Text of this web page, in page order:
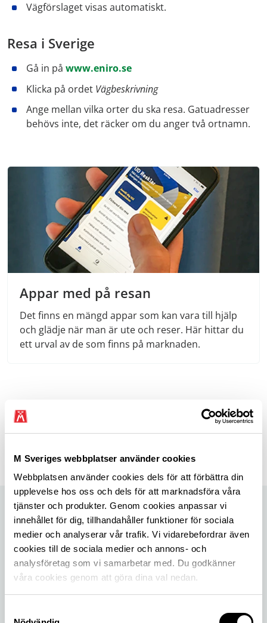
M Sveriges webbplatser använder cookies
Webbplatsen använder cookies dels för att förbättra din
upplevelse hos oss och dels för att marknadsföra våra
tjänster och produkter. Genom cookies anpassar vi
innehållet för dig, tillhandahåller funktioner för sociala
medier och analyserar vår trafik. Vi vidarebefordrar även
cookies till de sociala medier och annons- och
analysföretag som vi samarbetar med. Du godkänner
våra cookies genom att göra dina val nedan.
Vägförslaget visas automatiskt.
Resa i Sverige
Gå in på www.eniro.se
Klicka på ordet Vägbeskrivning
Ange mellan vilka orter du ska resa. Gatuadresser
behövs inte, det räcker om du anger två ortnamn.
Appar med på resan
Det finns en mängd appar som kan vara till hjälp
och glädje när man är ute och reser. Här hittar du
ett urval av de som finns på marknaden.
Dela sidan